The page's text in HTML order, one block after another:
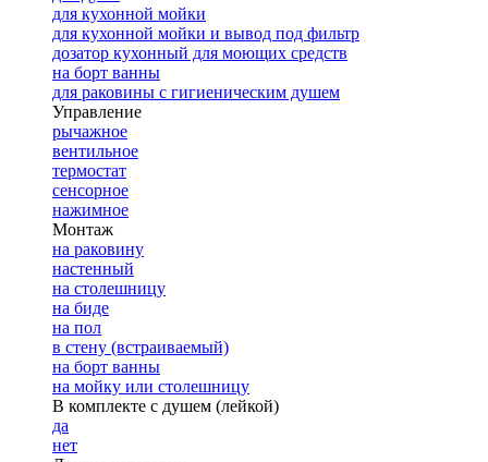
для кухонной мойки
для кухонной мойки и вывод под фильтр
дозатор кухонный для моющих средств
на борт ванны
для раковины с гигиеническим душем
Управление
рычажное
вентильное
термостат
сенсорное
нажимное
Монтаж
на раковину
настенный
на столешницу
на биде
на пол
в стену (встраиваемый)
на борт ванны
на мойку или столешницу
В комплекте с душем (лейкой)
да
нет